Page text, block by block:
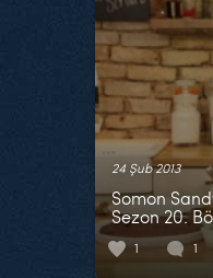
24 Şub 2013
Somon
Sezon 20.
1 1